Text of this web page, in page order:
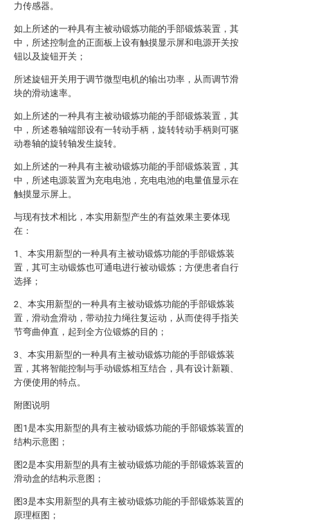
力传感器。
如上所述的一种具有主被动锻炼功能的手部锻炼装置，其
中，所述控制盒的正面板上设有触摸显示屏和电源开关按
钮以及旋钮开关；
所述旋钮开关用于调节微型电机的输出功率，从而调节滑
块的滑动速率。
如上所述的一种具有主被动锻炼功能的手部锻炼装置，其
中，所述卷轴端部设有一转动手柄，旋转转动手柄则可驱
动卷轴的旋转轴发生旋转。
如上所述的一种具有主被动锻炼功能的手部锻炼装置，其
中，所述电源装置为充电电池，充电电池的电量值显示在
触摸显示屏上。
与现有技术相比，本实用新型产生的有益效果主要体现
在：
1、本实用新型的一种具有主被动锻炼功能的手部锻炼装
置，其可主动锻炼也可通电进行被动锻炼；方便患者自行
选择；
2、本实用新型的一种具有主被动锻炼功能的手部锻炼装
置，滑动盒滑动，带动拉力绳往复运动，从而使得手指关
节弯曲伸直，起到全方位锻炼的目的；
3、本实用新型的一种具有主被动锻炼功能的手部锻炼装
置，其将智能控制与手动锻炼相互结合，具有设计新颖、
方便使用的特点。
附图说明
图1是本实用新型的具有主被动锻炼功能的手部锻炼装置的
结构示意图；
图2是本实用新型的具有主被动锻炼功能的手部锻炼装置的
滑动盒的结构示意图；
图3是本实用新型的具有主被动锻炼功能的手部锻炼装置的
原理框图；